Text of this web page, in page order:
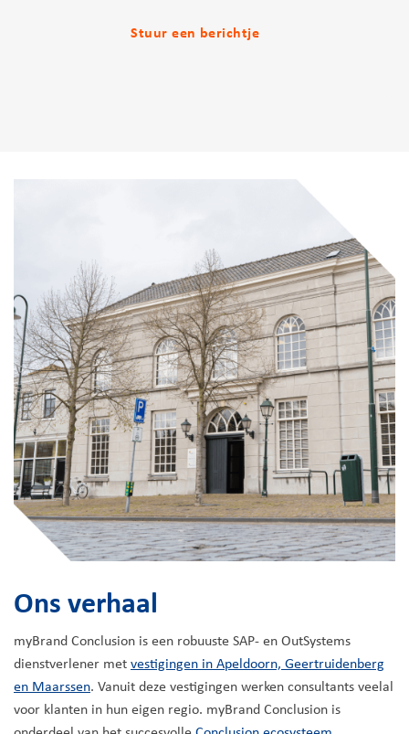
Stuur een berichtje
Ons verhaal
myBrand Conclusion is een robuuste SAP- en OutSystems
dienstverlener met vestigingen in Apeldoorn, Geertruidenberg
en Maarssen. Vanuit deze vestigingen werken consultants veelal
voor klanten in hun eigen regio. myBrand Conclusion is